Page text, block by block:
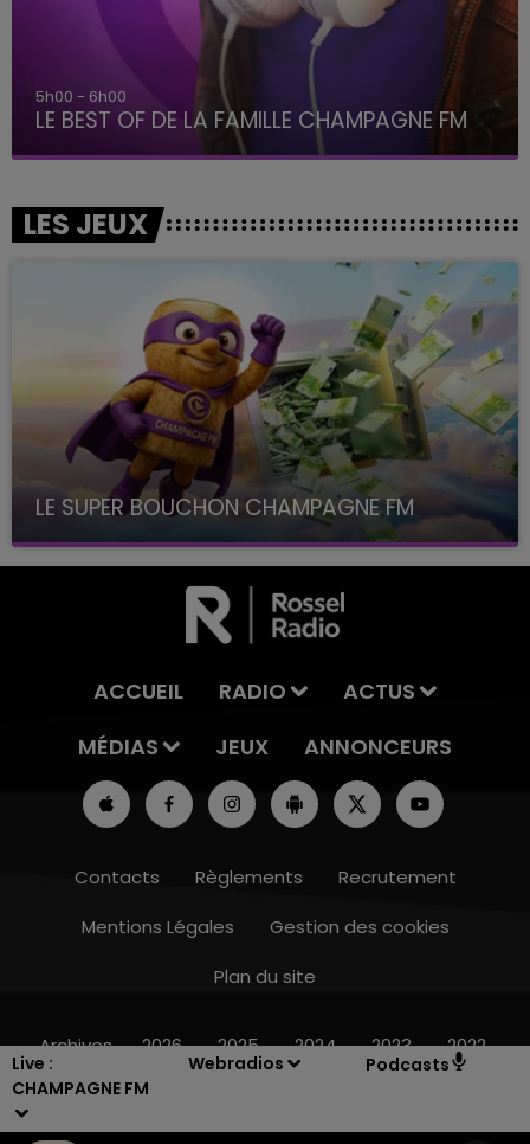
Live :
CHAMPAGNE FM
Webradios Podcasts
6h00 - 10h00
La Famille
LES JEUX
LE SUPER BOUCHON CHAMPAGNE FM
avec La Famille Champagne FM, à 8H10
ACCUEIL RADIO
ACTUS
MÉDIAS
JEUX ANNONCEURS
Contacts Règlements
Recrutement
Mentions Légales
Gestion des cookies
Plan du site
Archives 2026 2025 2024 2023 2022